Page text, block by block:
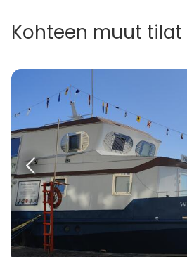
Kohteen muut tilat